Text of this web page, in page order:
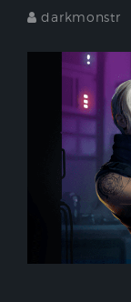
darkmonstr